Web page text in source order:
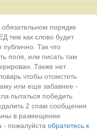
порядке
тем как слово будет
Так что
поля, или писать там
Также нет
чтобы отомстить
или еще забавнее -
пытаться победить
2 спам сообщения
в размещении
- пожалуйста обратитесь к